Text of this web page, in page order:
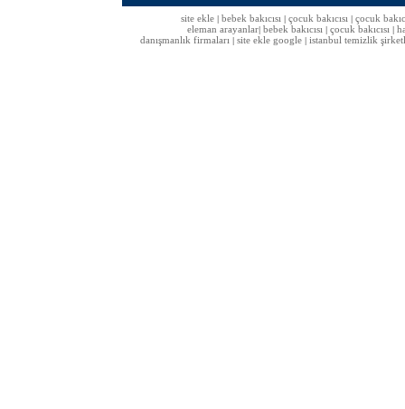
site ekle| bebek bakıcısı| çocuk bakıcısı| çocuk
eleman arayanlar bebek bakıcısı çocuk bakıcısı
danışmanlık firmaları
site ekle google istanbul temizlik